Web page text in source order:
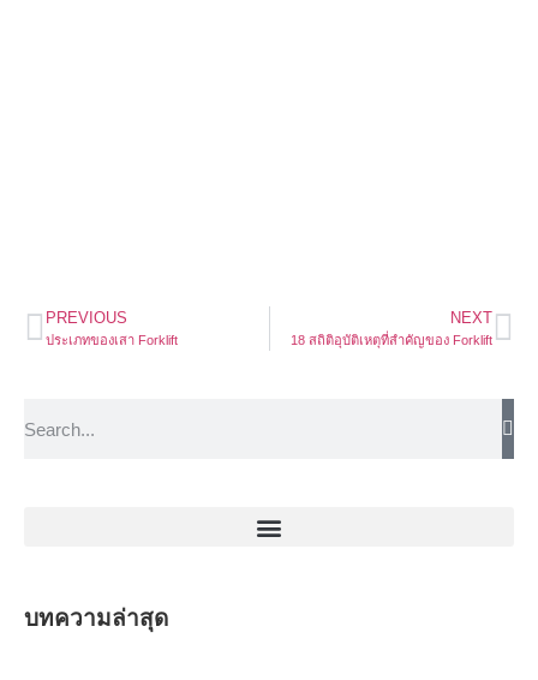
PREVIOUS
ประเภทของเสา Forklift
NEXT
18 สถิติอุบัติเหตุที่สำคัญของ Forklift
บทความล่าสุด